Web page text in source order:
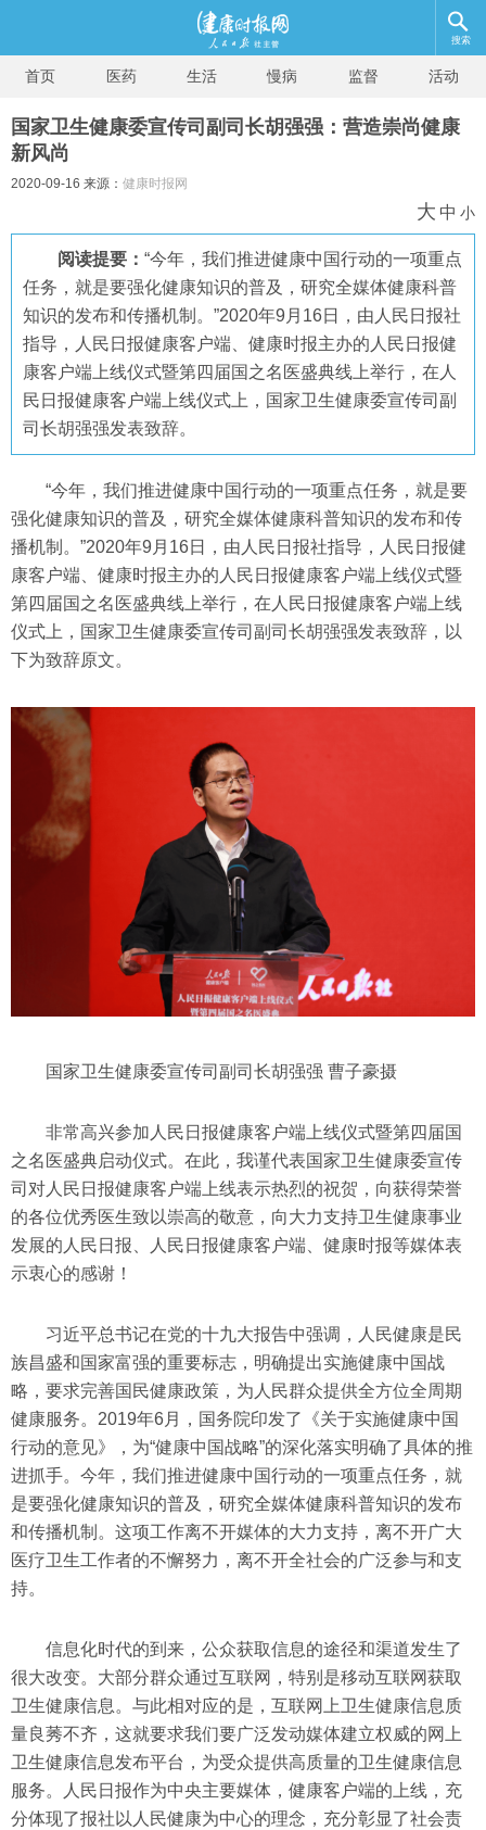
搜索
首页 医药 生活 慢病 监督 活动
国家卫生健康委宣传司副司长胡强强：营造崇尚健康
新风尚
2020-09-16 来源： 健康时报网
大 中 小
阅读提要： “今年，我们推进健康中国行动的一项重点
任务，就是要强化健康知识的普及，研究全媒体健康科普
知识的发布和传播机制。”2020年9月16日，由人民日报社
指导，人民日报健康客户端、健康时报主办的人民日报健
康客户端上线仪式暨第四届国之名医盛典线上举行，在人
民日报健康客户端上线仪式上，国家卫生健康委宣传司副
司长胡强强发表致辞。
“今年，我们推进健康中国行动的一项重点任务，就是要
强化健康知识的普及，研究全媒体健康科普知识的发布和传
播机制。”2020年9月16日，由人民日报社指导，人民日报健
康客户端、健康时报主办的人民日报健康客户端上线仪式暨
第四届国之名医盛典线上举行，在人民日报健康客户端上线
仪式上，国家卫生健康委宣传司副司长胡强强发表致辞，以
下为致辞原文。
国家卫生健康委宣传司副司长胡强强 曹子豪摄
非常高兴参加人民日报健康客户端上线仪式暨第四届国
之名医盛典启动仪式。在此，我谨代表国家卫生健康委宣传
司对人民日报健康客户端上线表示热烈的祝贺，向获得荣誉
的各位优秀医生致以崇高的敬意，向大力支持卫生健康事业
发展的人民日报、人民日报健康客户端、健康时报等媒体表
示衷心的感谢！
习近平总书记在党的十九大报告中强调，人民健康是民
族昌盛和国家富强的重要标志，明确提出实施健康中国战
略，要求完善国民健康政策，为人民群众提供全方位全周期
健康服务。2019年6月，国务院印发了《关于实施健康中国
行动的意见》，为“健康中国战略”的深化落实明确了具体的推
进抓手。今年，我们推进健康中国行动的一项重点任务，就
是要强化健康知识的普及，研究全媒体健康科普知识的发布
和传播机制。这项工作离不开媒体的大力支持，离不开广大
医疗卫生工作者的不懈努力，离不开全社会的广泛参与和支
持。
信息化时代的到来，公众获取信息的途径和渠道发生了
很大改变。大部分群众通过互联网，特别是移动互联网获取
卫生健康信息。与此相对应的是，互联网上卫生健康信息质
量良莠不齐，这就要求我们要广泛发动媒体建立权威的网上
卫生健康信息发布平台，为受众提供高质量的卫生健康信息
服务。人民日报作为中央主要媒体，健康客户端的上线，充
分体现了报社以人民健康为中心的理念，充分彰显了社会责